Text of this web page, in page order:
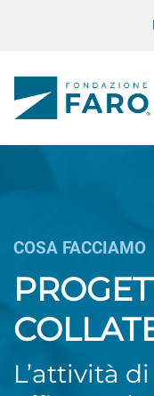
Navigazione
Navigazione
COSA FACCIAMO
L’attività